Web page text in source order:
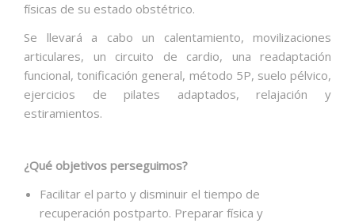
físicas de su estado obstétrico.
Se llevará a cabo un calentamiento, movilizaciones
articulares, un circuito de cardio, una readaptación
funcional, tonificación general, método 5P, suelo pélvico,
ejercicios de pilates adaptados, relajación y
estiramientos.
¿Qué objetivos perseguimos?
Facilitar el parto y disminuir el tiempo de
recuperación postparto. Preparar física y